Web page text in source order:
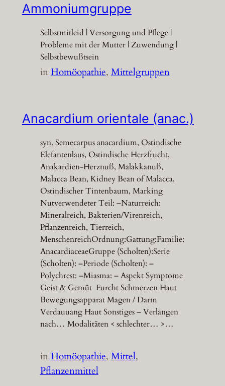
Ammoniumgruppe
Selbstmitleid | Versorgung und Pflege |
Probleme mit der Mutter | Zuwendung |
Selbstbewußtsein
inHomöopathie, Mittelgruppen
Anacardium orientale (anac.)
syn. Semecarpus anacardium, Ostindische
Elefantenlaus, Ostindische Herzfrucht,
Anakardien-Herznuß, Malakkanuß,
Malacca Bean, Kidney Bean of Malacca,
Ostindischer Tintenbaum, Marking
Nutverwendeter Teil: –Naturreich:
Mineralreich, Bakterien/Virenreich,
Pflanzenreich, Tierreich,
MenschenreichOrdnung:Gattung:Familie:
AnacardiaceaeGruppe (Scholten):Serie
(Scholten): –Periode (Scholten): –
Polychrest: –Miasma: – Aspekt Symptome
Geist & Gemüt Furcht Schmerzen Haut
Bewegungsapparat Magen / Darm
Verdauuang Haut Sonstiges – Verlangen
nach… Modalitäten < schlechter… >…
inHomöopathie, Mittel
Pflanzenmittel